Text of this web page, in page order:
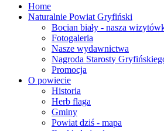
Home
Naturalnie Powiat Gryfiński
Bocian biały - nasza
Fotogaleria
Nasze wydawnictwa
Nagroda Starosty
Promocja
O powiecie
Historia
Herb flaga
Gminy
Powiat dziś - mapa